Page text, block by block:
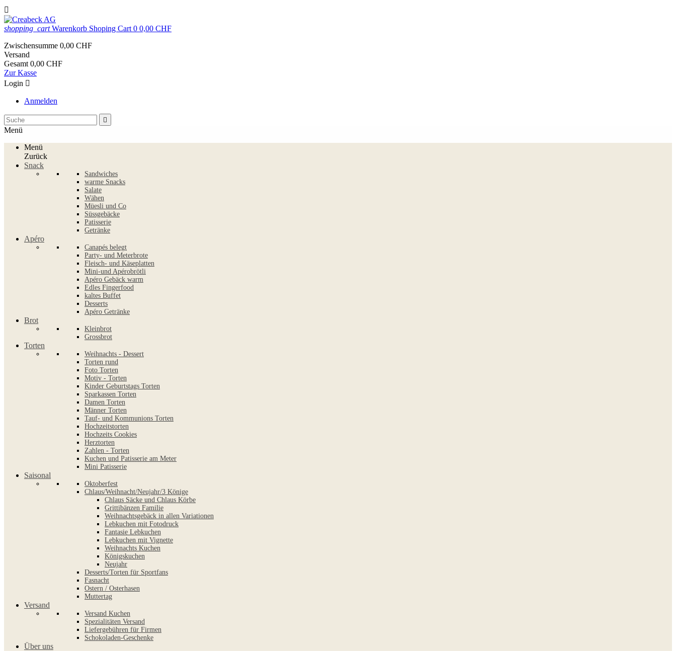

shopping_cart Warenkorb Shoping Cart 0 0,00 CHF
Zwischensumme 0,00 CHF
Versand
Gesamt 0,00 CHF
Zur Kasse
Login 
Anmelden

Menü
Menü
Zurück
Snack
Sandwiches
warme Snacks
Salate
Wähen
Müesli und Co
Süssgebäcke
Patisserie
Getränke
Apéro
Canapés belegt
Party- und Meterbrote
Fleisch- und Käseplatten
Mini-und Apérobrötli
Apéro Gebäck warm
Edles Fingerfood
kaltes Buffet
Desserts
Apéro Getränke
Brot
Kleinbrot
Grossbrot
Torten
Weihnachts - Dessert
Torten rund
Foto Torten
Motiv - Torten
Kinder Geburtstags Torten
Sparkassen Torten
Damen Torten
Männer Torten
Tauf- und Kommunions Torten
Hochzeitstorten
Hochzeits Cookies
Herztorten
Zahlen - Torten
Kuchen und Patisserie am Meter
Mini Patisserie
Saisonal
Oktoberfest
Chlaus/Weihnacht/Neujahr/3 Könige
Chlaus Säcke und Chlaus Körbe
Grittibänzen Familie
Weihnachtsgebäck in allen Variationen
Lebkuchen mit Fotodruck
Fantasie Lebkuchen
Lebkuchen mit Vignette
Weihnachts Kuchen
Königskuchen
Neujahr
Desserts/Torten für Sportfans
Fasnacht
Ostern / Osterhasen
Muttertag
Versand
Versand Kuchen
Spezialitäten Versand
Liefergebühren für Firmen
Schokoladen-Geschenke
Über uns